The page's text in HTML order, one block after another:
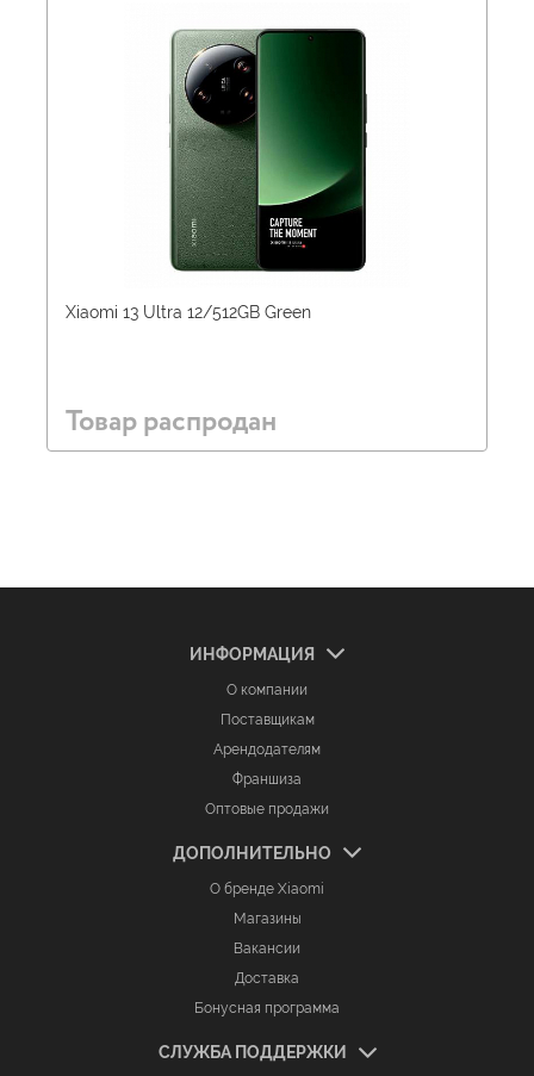
Xiaomi 13 Ultra 12/512GB Green
Товар распродан
ИНФОРМАЦИЯ
О компании
Поставщикам
Арендодателям
Франшиза
Оптовые продажи
ДОПОЛНИТЕЛЬНО
О бренде Xiaomi
Магазины
Вакансии
Доставка
Бонусная программа
СЛУЖБА ПОДДЕРЖКИ